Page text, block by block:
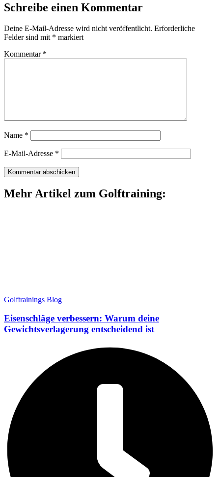
Schreibe einen Kommentar
Deine E-Mail-Adresse wird nicht veröffentlicht. Erforderliche
Felder sind mit * markiert
Kommentar *
Name *
E-Mail-Adresse *
Mehr Artikel zum Golftraining:
Golftrainings Blog
Eisenschläge verbessern: Warum deine
Gewichtsverlagerung entscheidend ist